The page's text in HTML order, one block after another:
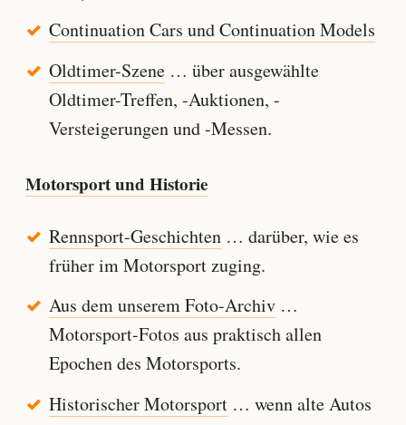
Continuation Cars und Continuation Models
Oldtimer-Szene… über ausgewählte
Oldtimer-Treffen, -Auktionen, -
Versteigerungen und -Messen.
Motorsport und Historie
Rennsport-Geschichten… darüber, wie es
früher im Motorsport zuging.
Aus dem unserem Foto-Archiv…
Motorsport-Fotos aus praktisch allen
Epochen des Motorsports.
Historischer Motorsport… wenn alte Autos